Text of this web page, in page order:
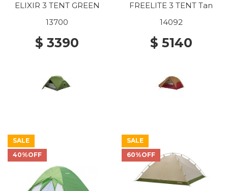
ELIXIR 3 TENT GREEN
13700
$ 3390
FREELITE 3 TENT Tan
14092
$ 5140
SALE
40%OFF
SALE
60%OFF